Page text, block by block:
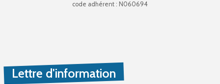
code adhérent : N060694
Lettre d'information